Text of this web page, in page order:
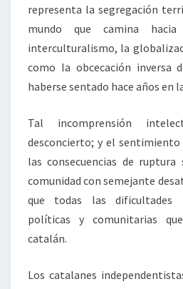
representa la segregación
mundo que camina
interculturalismo, la
como la obcecación inversa
haberse sentado hace años en
Tal incomprensión
desconcierto; y el
las consecuencias de
comunidad con semejante
que todas las dificultades
políticas y comunitarias
catalán.
Los catalanes